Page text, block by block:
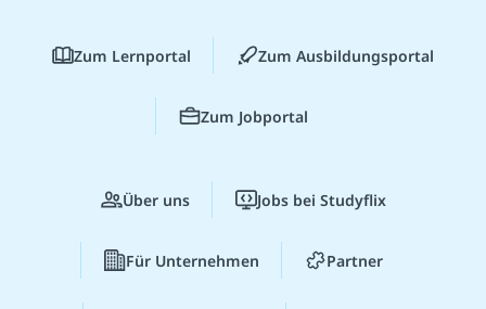
Zum Lernportal Zum Ausbildungsportal
Zum Jobportal
Über uns Jobs bei Studyflix
Für Unternehmen Partner